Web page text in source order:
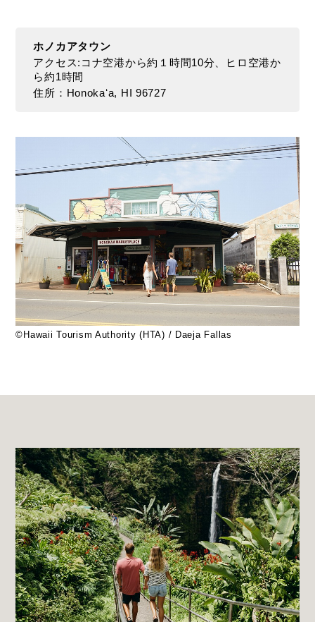
ホノカアタウン
アクセス:コナ空港から約１時間10分、ヒロ空港か
ら約1時間
住所：Honokaʻa, HI 96727
©Hawaii Tourism Authority (HTA) / Daeja Fallas